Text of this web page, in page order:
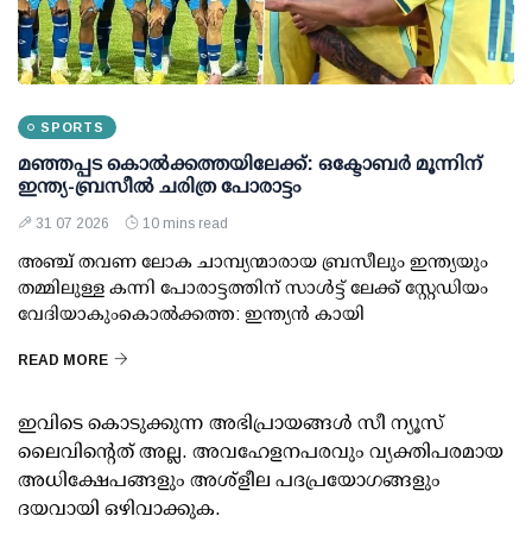
SPORTS
മഞ്ഞപ്പട കൊല്‍ക്കത്തയിലേക്ക്: ഒക്ടോബര്‍ മൂന്നിന്
ഇന്ത്യ-ബ്രസീല്‍ ചരിത്ര പോരാട്ടം
31 07 2026 10 mins read
അഞ്ച് തവണ ലോക ചാമ്പ്യന്മാരായ ബ്രസീലും ഇന്ത്യയും
തമ്മിലുള്ള കന്നി പോരാട്ടത്തിന് സാള്‍ട്ട് ലേക്ക് സ്റ്റേഡിയം
വേദിയാകുംകൊല്‍ക്കത്ത: ഇന്ത്യന്‍ കായി
READ MORE
ഇവിടെ കൊടുക്കുന്ന അഭിപ്രായങ്ങള്‍ സീ ന്യൂസ്
ലൈവിന്റെത് അല്ല. അവഹേളനപരവും വ്യക്തിപരമായ
അധിക്ഷേപങ്ങളും അശ്‌ളീല പദപ്രയോഗങ്ങളും
ദയവായി ഒഴിവാക്കുക.